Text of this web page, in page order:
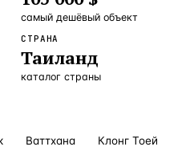
Россия · 3
Турция · 2
самый дешёвый объект
СТРАНА
Таиланд
каталог страны
Ваттхана Клонг Тоей